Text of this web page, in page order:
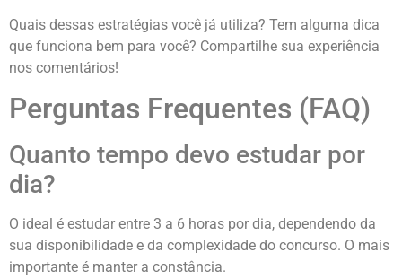
Quais dessas estratégias você já utiliza? Tem alguma dica
que funciona bem para você? Compartilhe sua experiência
nos comentários!
Perguntas Frequentes (FAQ)
Quanto tempo devo estudar por
dia?
O ideal é estudar entre 3 a 6 horas por dia, dependendo da
sua disponibilidade e da complexidade do concurso. O mais
importante é manter a constância.